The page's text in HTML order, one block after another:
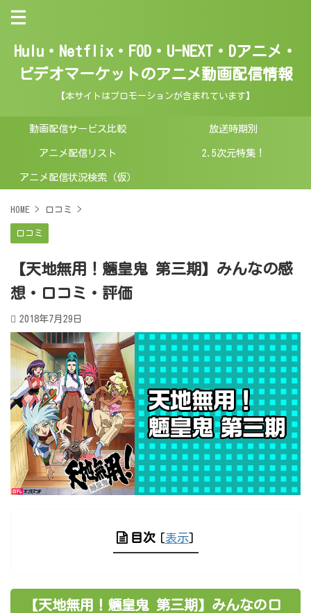
Hulu・Netflix・FOD・U-NEXT・Dアニメ・
ビデオマーケットのアニメ動画配信情報
【本サイトはプロモーションが含まれています】
動画配信サービス比較 放送時期別
アニメ配信リスト 2.5次元特集！
アニメ配信状況検索（仮）
HOME > 口コミ >
口コミ
【天地無用！魎皇鬼 第三期】みんなの感
想・口コミ・評価
2018年7月29日
目次 [表示]
【天地無用！魎皇鬼 第三期】みんなの口